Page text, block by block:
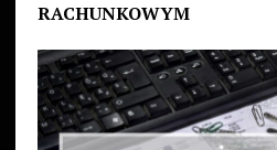
RACHUNKOWYM